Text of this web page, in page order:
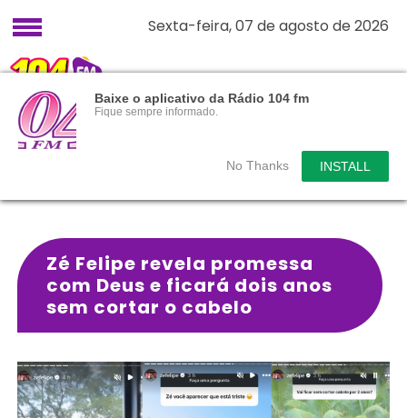
Baixe o aplicativo da Rádio 104 fm
Fique sempre informado.
No Thanks INSTALL
Sexta-feira, 07 de agosto de 2026
Zé Felipe revela promessa
com Deus e ficará dois anos
sem cortar o cabelo